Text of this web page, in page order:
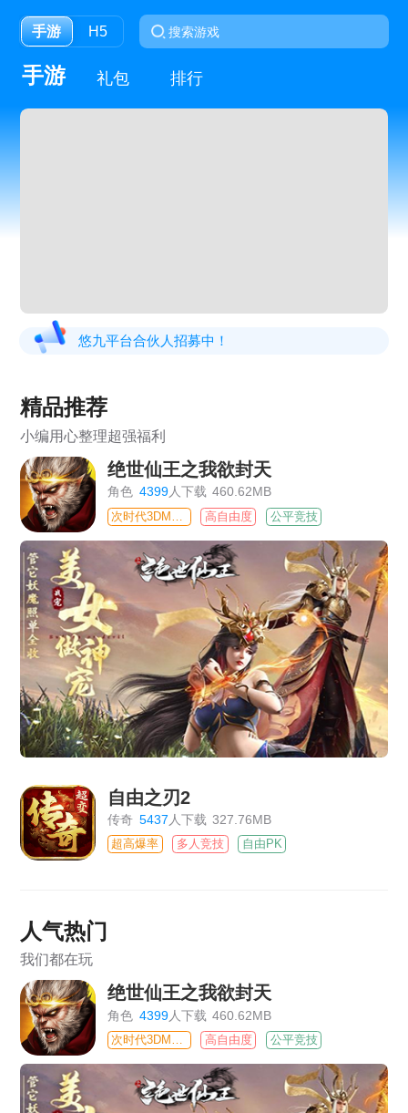
手游 H5
手游 礼包 排行
悠九平台合伙人招募中！
精品推荐
小编用心整理超强福利
绝世仙王之我欲封天
角色 4399人下载 460.62MB
高自由度 公平竞技
自由之刃2
传奇 5437 人下载 327.76MB
超高爆率 多人竞技 自由PK
人气热门
我们都在玩
绝世仙王之我欲封天
角色 4399人下载 460.62MB
高自由度 公平竞技